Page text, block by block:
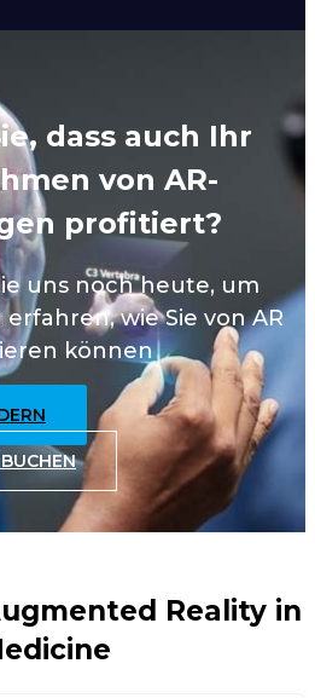
dass auch Ihr
von AR-
profitiert?
uns noch heute, um
wie Sie von AR
können
Reality in